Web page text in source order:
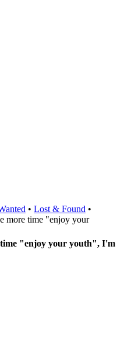
• Lost & Found •
more time "enjoy your
time "enjoy your youth",